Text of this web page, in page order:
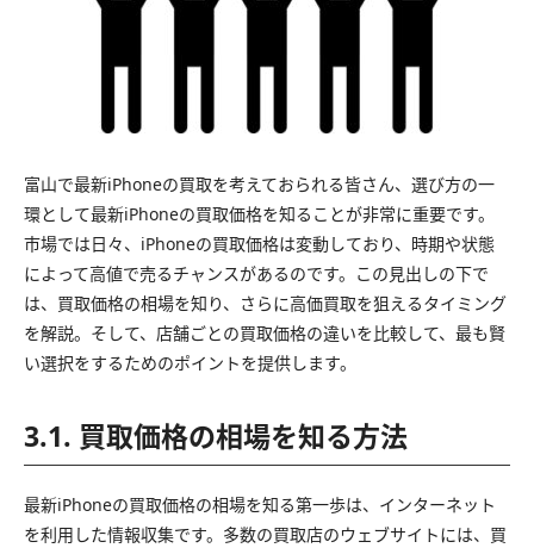
富山で最新iPhoneの買取を考えておられる皆さん、選び方の一
環として最新iPhoneの買取価格を知ることが非常に重要です。
市場では日々、iPhoneの買取価格は変動しており、時期や状態
によって高値で売るチャンスがあるのです。この見出しの下で
は、買取価格の相場を知り、さらに高価買取を狙えるタイミング
を解説。そして、店舗ごとの買取価格の違いを比較して、最も賢
い選択をするためのポイントを提供します。
3.1. 買取価格の相場を知る方法
最新iPhoneの買取価格の相場を知る第一歩は、インターネット
を利用した情報収集です。多数の買取店のウェブサイトには、買